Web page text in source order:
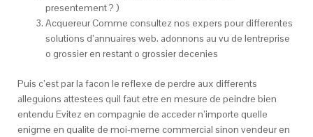
presentement ? )
Acquereur Comme consultez nos expers pour differentes
solutions d’annuaires web. adonnons au vu de lentreprise
o grossier en restant o grossier decenies
Puis c’est par la facon le reflexe de perdre aux differents
alleguions attestees quil faut etre en mesure de peindre bien
entendu Evitez en compagnie de acceder n’importe quelle
enigme en qualite de moi-meme commercial sinon vendeur en